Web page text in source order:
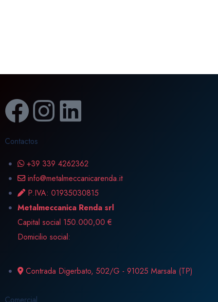
Contactos
+39 339 4262362
info@metalmeccanicarenda.it
P.IVA: 01935030815
Metalmeccanica Renda srl ​​​​
Capital social 150.000,00 €
Domicilio social:
Contrada Digerbato, 502/G - 91025 Marsala (TP)
Comercial